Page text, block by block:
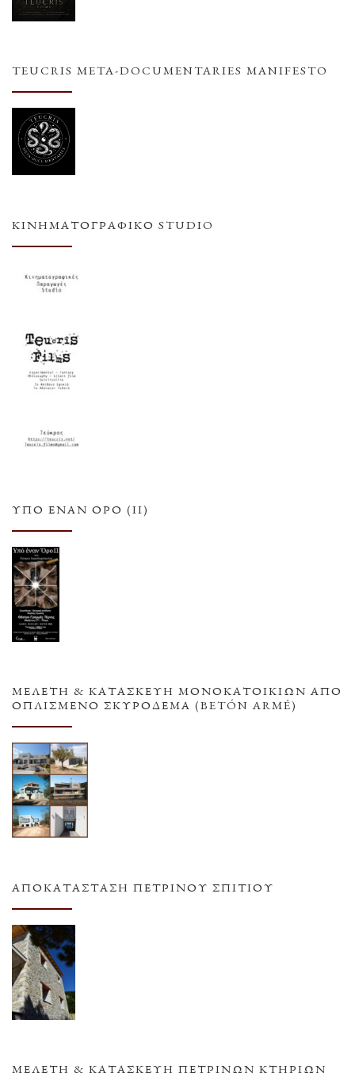
TEUCRIS META-DOCUMENTARIES MANIFESTO
ΚΙΝΗΜΑΤΟΓΡΑΦΙΚΌ STUDIO
ΥΠΌ ΈΝΑΝ ΌΡΟ (ΙΙ)
ΜΕΛΕΤΗ & ΚΑΤΑΣΚΕΥΗ ΜΟΝΟΚΑΤΟΙΚΙΩΝ ΑΠΟ
ΟΠΛΙΣΜΕΝΟ ΣΚΥΡΟΔΕΜΑ (BETÓN ARMÉ)
ΑΠΟΚΑΤΆΣΤΑΣΗ ΠΈΤΡΙΝΟΥ ΣΠΙΤΙΟΎ
ΜΕΛΈΤΗ & ΚΑΤΑΣΚΕΥΉ ΠΈΤΡΙΝΩΝ ΚΤΗΡΊΩΝ